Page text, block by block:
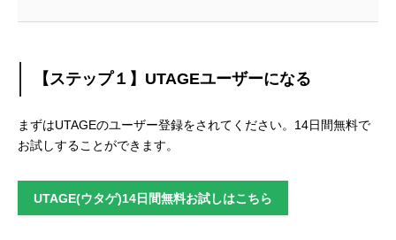
【ステップ１】UTAGEユーザーになる
まずはUTAGEのユーザー登録をされてください。14日間無料で
お試しすることができます。
UTAGE(ウタゲ)14日間無料お試しはこちら